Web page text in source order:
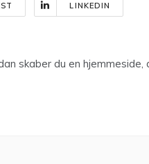
LINKEDIN
skaber du en hjemmeside,